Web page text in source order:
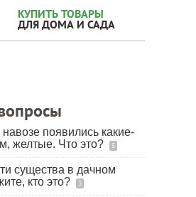
КУПИТЬ ТОВАРЫ
ДЛЯ ДОМА И САДА
появились какие-
желтые. Что это?
5
существа в дачном
кто это?
3